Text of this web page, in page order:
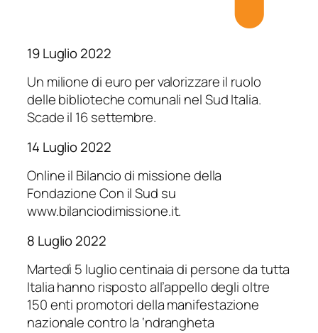
19 Luglio 2022
Un milione di euro per valorizzare il ruolo
delle biblioteche comunali nel Sud Italia.
Scade il 16 settembre.
14 Luglio 2022
Online il Bilancio di missione della
Fondazione Con il Sud su
www.bilanciodimissione.it.
8 Luglio 2022
Martedì 5 luglio centinaia di persone da tutta
Italia hanno risposto all’appello degli oltre
150 enti promotori della manifestazione
nazionale contro la ‘ndrangheta